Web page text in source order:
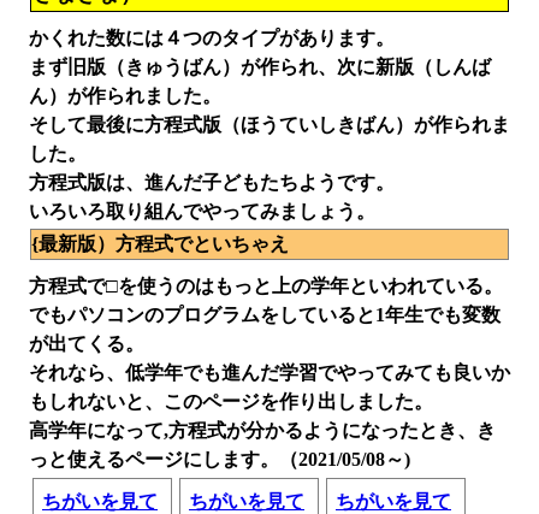
かくれた数には４つのタイプがあります。
まず旧版（きゅうばん）が作られ、次に新版（しんば
ん）が作られました。
そして最後に方程式版（ほうていしきばん）が作られま
した。
方程式版は、進んだ子どもたちようです。
いろいろ取り組んでやってみましょう。
{最新版）方程式でといちゃえ
方程式で□を使うのはもっと上の学年といわれている。
でもパソコンのプログラムをしていると1年生でも変数
が出てくる。
それなら、低学年でも進んだ学習でやってみても良いか
もしれないと、このページを作り出しました。
高学年になって,方程式が分かるようになったとき、き
っと使えるページにします。（2021/05/08～)
ちがいを見て
ちがいを見て
ちがいを見て